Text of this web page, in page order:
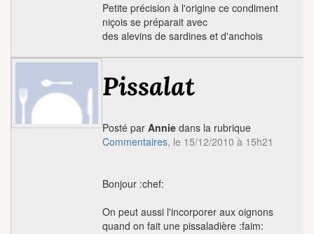
Petite précision à l'origine ce condiment
niçois se préparait avec
des alevins de sardines et d'anchois
Pissalat
Posté par Annie dans la rubrique
Commentaires, le 15/12/2010 à 15h21
Bonjour :chef:
On peut aussi l'incorporer aux oignons
quand on fait une pissaladière :faim: